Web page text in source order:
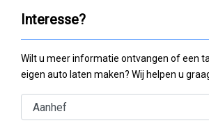
Interesse?
Wilt u meer informatie ontvangen of een
eigen auto laten maken? Wij helpen u